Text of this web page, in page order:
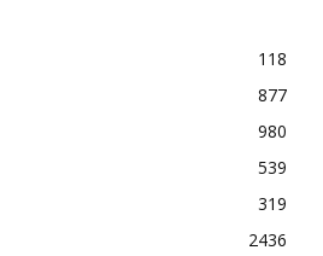
118
877
980
539
319
2436